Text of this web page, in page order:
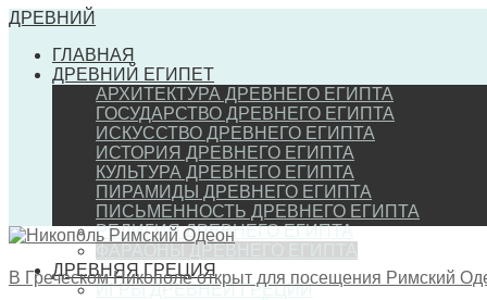
ДРЕВНИЙ
ГЛАВНАЯ
ДРЕВНИЙ ЕГИПЕТ
АРХИТЕКТУРА ДРЕВНЕГО ЕГИПТА
ГОСУДАРСТВО ДРЕВНЕГО ЕГИПТА
ИСКУССТВО ДРЕВНЕГО ЕГИПТА
ИСТОРИЯ ДРЕВНЕГО ЕГИПТА
КУЛЬТУРА ДРЕВНЕГО ЕГИПТА
ПИРАМИДЫ ДРЕВНЕГО ЕГИПТА
ПИСЬМЕННОСТЬ ДРЕВНЕГО ЕГИПТА
РЕЛИГИЯ ДРЕВНЕГО ЕГИПТА
ФАРАОНЫ ДРЕВНЕГО ЕГИПТА
ДРЕВНЯЯ ГРЕЦИЯ
ИГРЫ ДРЕВНЕЙ ГРЕЦИИ
В Греческом Никополе открыт для посещения Римский